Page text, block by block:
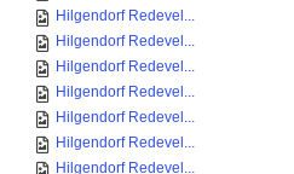
Hilgendorf Redevel...
Hilgendorf Redevel...
Hilgendorf Redevel...
Hilgendorf Redevel...
Hilgendorf Redevel...
Hilgendorf Redevel...
Hilgendorf Redevel...